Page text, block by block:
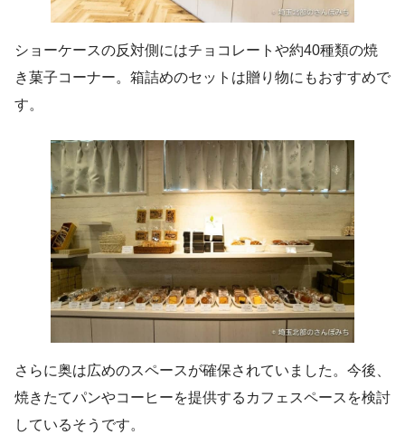
ショーケースの反対側にはチョコレートや約40種類の焼
き菓子コーナー。箱詰めのセットは贈り物にもおすすめで
す。
さらに奥は広めのスペースが確保されていました。今後、
焼きたてパンやコーヒーを提供するカフェスペースを検討
しているそうです。